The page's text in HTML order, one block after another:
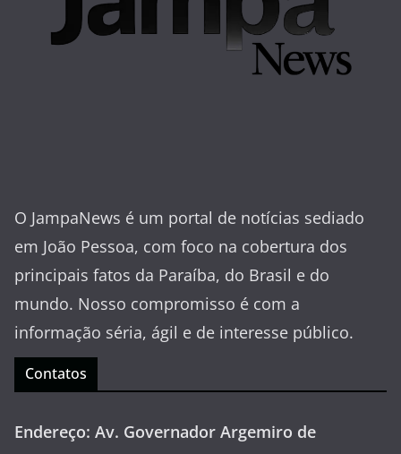
O JampaNews é um portal de notícias sediado
em João Pessoa, com foco na cobertura dos
principais fatos da Paraíba, do Brasil e do
mundo. Nosso compromisso é com a
informação séria, ágil e de interesse público.
Contatos
Endereço: Av. Governador Argemiro de